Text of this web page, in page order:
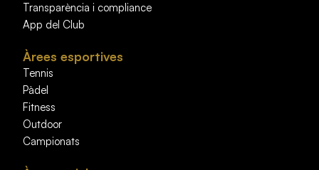
Transparència i compliance
App del Club
Àrees esportives
Tennis
Pàdel
Fitness
Outdoor
Campionats